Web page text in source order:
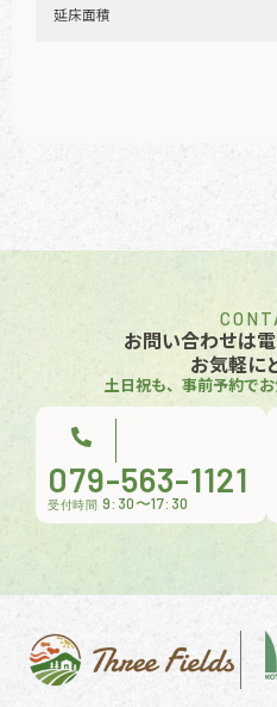
延床面積
お問い合わせは
お気軽に
土日祝も、事前予約で
079-563-1121
受付時間 9:30〜17:30